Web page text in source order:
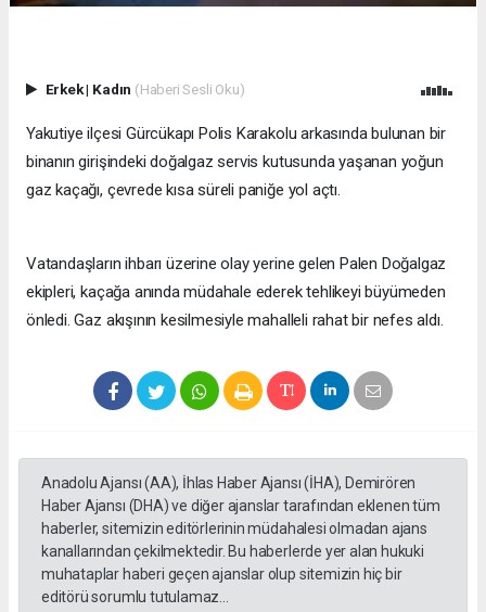
Erkek| Kadın (Haberi Sesli Oku)
Yakutiye ilçesi Gürcükapı Polis Karakolu arkasında bulunan bir
binanın girişindeki doğalgaz servis kutusunda yaşanan yoğun
gaz kaçağı, çevrede kısa süreli paniğe yol açtı.
Vatandaşların ihbarı üzerine olay yerine gelen Palen Doğalgaz
ekipleri, kaçağa anında müdahale ederek tehlikeyi büyümeden
önledi. Gaz akışının kesilmesiyle mahalleli rahat bir nefes aldı.
Anadolu Ajansı (AA), İhlas Haber Ajansı (İHA), Demirören
Haber Ajansı (DHA) ve diğer ajanslar tarafından eklenen tüm
haberler, sitemizin editörlerinin müdahalesi olmadan ajans
kanallarından çekilmektedir. Bu haberlerde yer alan hukuki
muhataplar haberi geçen ajanslar olup sitemizin hiç bir
editörü sorumlu tutulamaz...